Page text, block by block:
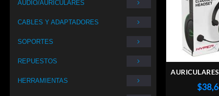
AUDIO/AURICULARES
CABLES Y ADAPTADORES
SOPORTES
REPUESTOS
HERRAMIENTAS
CLOUD
$